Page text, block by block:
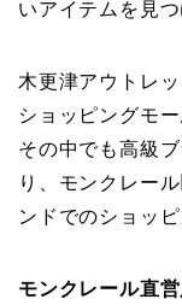
いアイテムを見
木更津アウトレ
ショッピングモ
その中でも高級
り、モンクレー
ンドでのショッ
モンクレール直